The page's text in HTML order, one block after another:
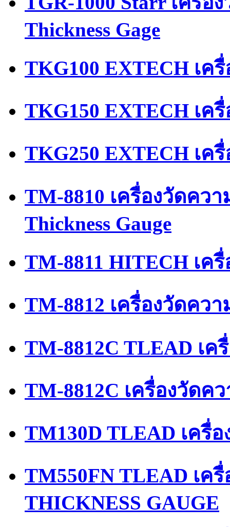
Thickness Gage
TKG100 EXTECH เค
TKG150 EXTECH เค
TKG250 EXTECH เค
TM-8810 เครื่องวัดคว
Thickness Gauge
TM-8811 HITECH เค
TM-8812 เครื่องวัดคว
TM-8812C TLEAD เ
TM-8812C เครื่องวัดค
TM130D TLEAD เครื่
TM550FN TLEAD เค
THICKNESS GAUGE